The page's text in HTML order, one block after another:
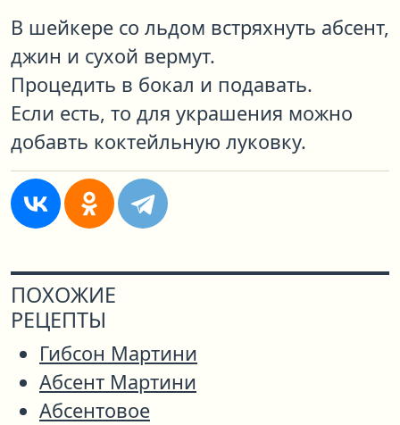
В шейкере со льдом встряхнуть абсент,
джин и сухой вермут.
Процедить в бокал и подавать.
Если есть, то для украшения можно
добавть коктейльную луковку.
ПОХОЖИЕ
РЕЦЕПТЫ
Гибсон Мартини
Абсент Мартини
Абсентовое